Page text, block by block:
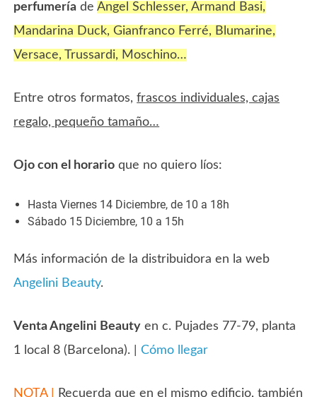
perfumería deAngel Schlesser, Armand Basi,
Mandarina Duck, Gianfranco Ferré, Blumarine,
Versace, Trussardi, Moschino…
Entre otros formatos,frascos individuales, cajas
regalo, pequeño tamaño…
Ojo con el horario que no quiero líos:
Hasta Viernes 14 Diciembre, de 10 a 18h
Sábado 15 Diciembre, 10 a 15h
Más información de la distribuidora en la web
Angelini Beauty.
Venta Angelini Beauty en c. Pujades 77-79, planta
1 local 8 (Barcelona). |Cómo llegar
NOTA | Recuerda queen el mismo edificio, también